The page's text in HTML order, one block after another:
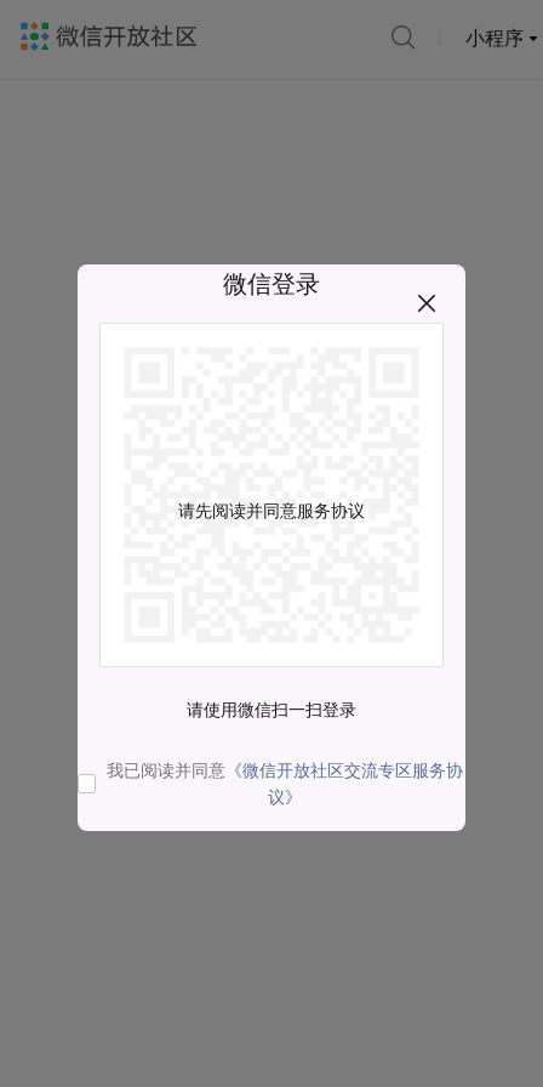
小程序
微信登录
请先阅读并同意服务协议
请使用微信扫一扫登录
我已阅读并同意 《微信开放社区交流专区服务协
议》